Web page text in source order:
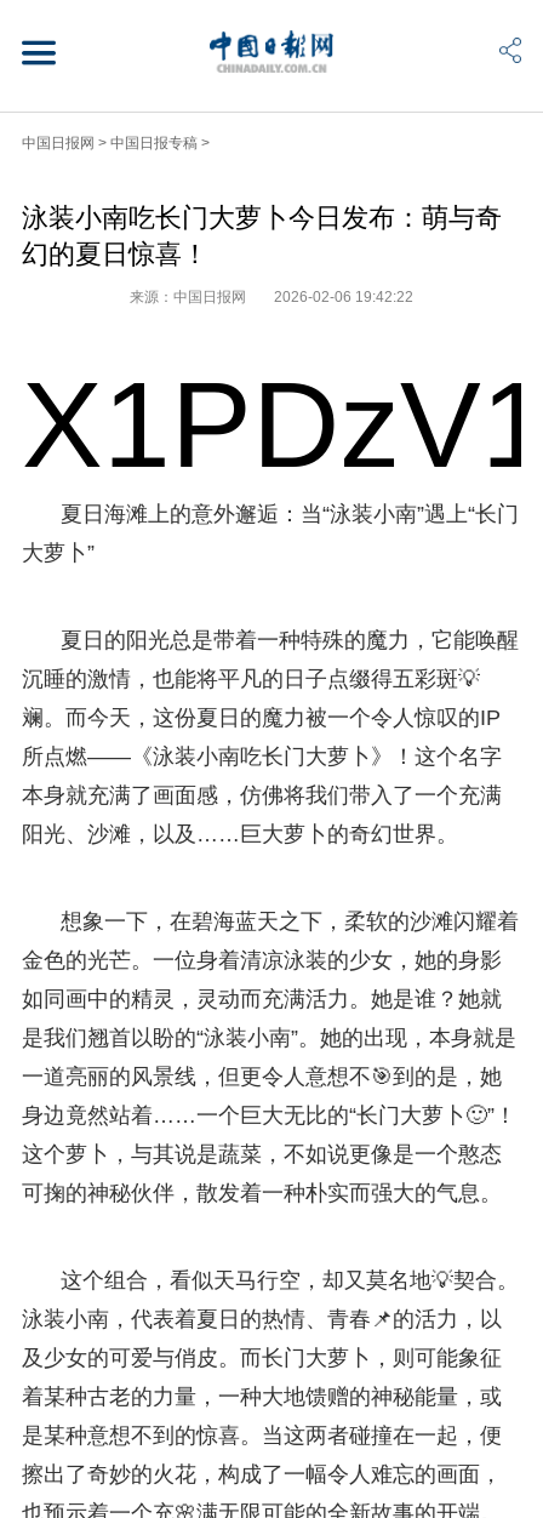
中国日报网 > 中国日报专稿 >
泳装小南吃长门大萝卜今日发布：萌与奇
幻的夏日惊喜！
来源：中国日报网 2026-02-06 19:42:22
夏日海滩上的意外邂逅：当“泳装小南”遇上“长门
大萝卜”
夏日的阳光总是带着一种特殊的魔力，它能唤醒
沉睡的激情，也能将平凡的日子点缀得五彩斑💡
斓。而今天，这份夏日的魔力被一个令人惊叹的IP
所点燃——《泳装小南吃长门大萝卜》！这个名字
本身就充满了画面感，仿佛将我们带入了一个充满
阳光、沙滩，以及……巨大萝卜的奇幻世界。
想象一下，在碧海蓝天之下，柔软的沙滩闪耀着
金色的光芒。一位身着清凉泳装的少女，她的身影
如同画中的精灵，灵动而充满活力。她是谁？她就
是我们翘首以盼的“泳装小南”。她的出现，本身就是
一道亮丽的风景线，但更令人意想不🎯到的是，她
身边竟然站着……一个巨大无比的“长门大萝卜🙂”！
这个萝卜，与其说是蔬菜，不如说更像是一个憨态
可掬的神秘伙伴，散发着一种朴实而强大的气息。
这个组合，看似天马行空，却又莫名地💡契合。
泳装小南，代表着夏日的热情、青春📌的活力，以
及少女的可爱与俏皮。而长门大萝卜，则可能象征
着某种古老的力量，一种大地馈赠的神秘能量，或
是某种意想不到的惊喜。当这两者碰撞在一起，便
擦出了奇妙的火花，构成了一幅令人难忘的画面，
也预示着一个充🌸满无限可能的全新故事的开端。